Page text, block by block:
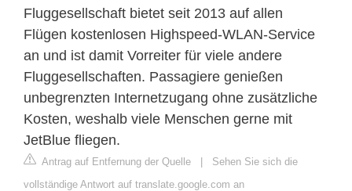
Fluggesellschaft bietet seit 2013 auf allen
Flügen kostenlosen Highspeed-WLAN-Service
an und ist damit Vorreiter für viele andere
Fluggesellschaften. Passagiere genießen
unbegrenzten Internetzugang ohne zusätzliche
Kosten, weshalb viele Menschen gerne mit
JetBlue fliegen.
Antrag auf Entfernung der Quelle | Sehen Sie sich die
vollständige Antwort auf translate.google.com an